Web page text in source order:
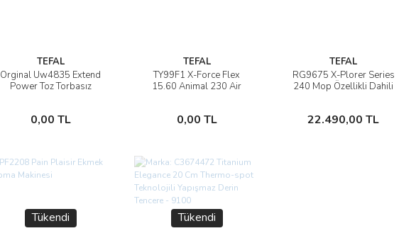
TEFAL
Orginal Uw4835 Extend
Power Toz Torbasız
0,00 TL
İncele
Stokta Yok
TEFAL
TY99F1 X-Force Flex
15.60 Animal 230 Air
0,00 TL
İncele
Stokta Yok
TEFAL
RG9675 X-Plorer Series
240 Mop Özellikli Dahili
8000 Pa
22.490,00 TL
İncele
Stokta Yok
Tükendi Tükendi